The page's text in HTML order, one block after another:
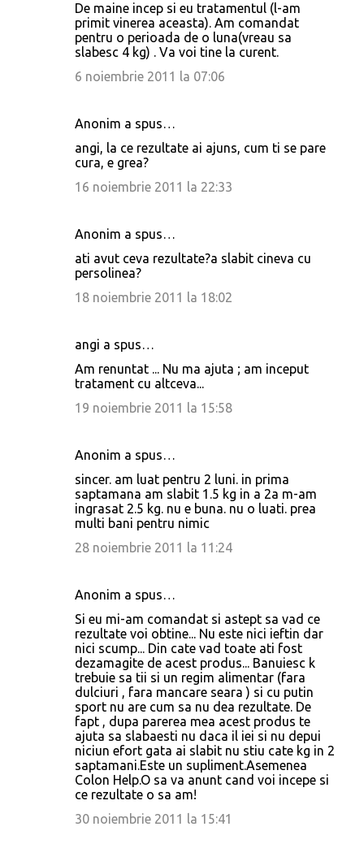
De maine incep si eu tratamentul (l-am
primit vinerea aceasta). Am comandat
pentru o perioada de o luna(vreau sa
slabesc 4 kg) . Va voi tine la curent.
6 noiembrie 2011 la 07:06
Anonim a spus…
angi, la ce rezultate ai ajuns, cum ti se pare
cura, e grea?
16 noiembrie 2011 la 22:33
Anonim a spus…
ati avut ceva rezultate?a slabit cineva cu
persolinea?
18 noiembrie 2011 la 18:02
angi a spus…
Am renuntat ... Nu ma ajuta ; am inceput
tratament cu altceva...
19 noiembrie 2011 la 15:58
Anonim a spus…
sincer. am luat pentru 2 luni. in prima
saptamana am slabit 1.5 kg in a 2a m-am
ingrasat 2.5 kg. nu e buna. nu o luati. prea
multi bani pentru nimic
28 noiembrie 2011 la 11:24
Anonim a spus…
Si eu mi-am comandat si astept sa vad ce
rezultate voi obtine... Nu este nici ieftin dar
nici scump... Din cate vad toate ati fost
dezamagite de acest produs... Banuiesc k
trebuie sa tii si un regim alimentar (fara
dulciuri , fara mancare seara ) si cu putin
sport nu are cum sa nu dea rezultate. De
fapt , dupa parerea mea acest produs te
ajuta sa slabaesti nu daca il iei si nu depui
niciun efort gata ai slabit nu stiu cate kg in 2
saptamani.Este un supliment.Asemenea
Colon Help.O sa va anunt cand voi incepe si
ce rezultate o sa am!
30 noiembrie 2011 la 15:41